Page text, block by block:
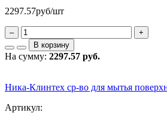
2297.57руб/шт
–
+
В корзину
На сумму: 2297.57 руб.
Ника-Клинтех ср-во для мытья
Артикул: